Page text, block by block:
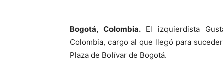
Bogotá, Colombia.El izquierdista
Colombia, cargo al que llegó para
Plaza de Bolívar de Bogotá.